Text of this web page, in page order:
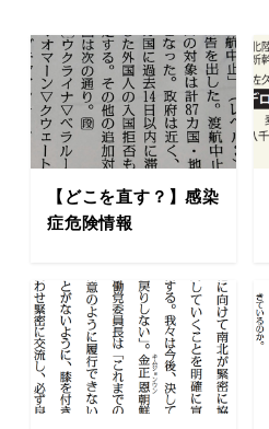
【どこを直す？】感染
症危険情報